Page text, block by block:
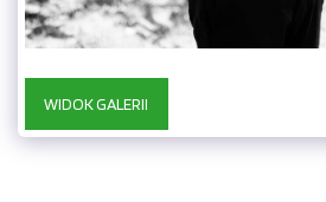
WIDOK GALERII